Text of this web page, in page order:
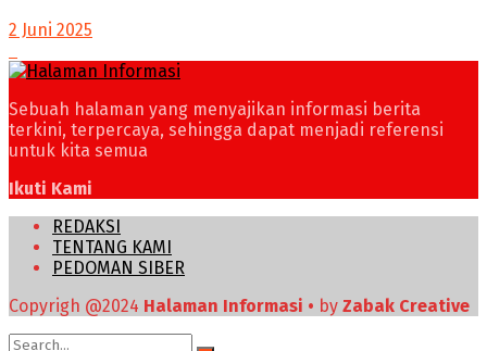
2 Juni 2025
Sebuah halaman yang menyajikan informasi berita
terkini, terpercaya, sehingga dapat menjadi referensi
untuk kita semua
Ikuti Kami
REDAKSI
TENTANG KAMI
PEDOMAN SIBER
Copyrigh @2024 Halaman Informasi • by Zabak Creative